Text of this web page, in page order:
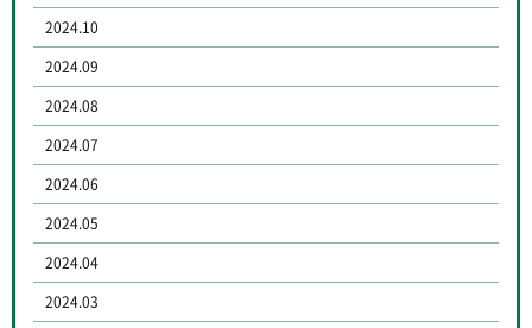
2024.10
2024.09
2024.08
2024.07
2024.06
2024.05
2024.04
2024.03